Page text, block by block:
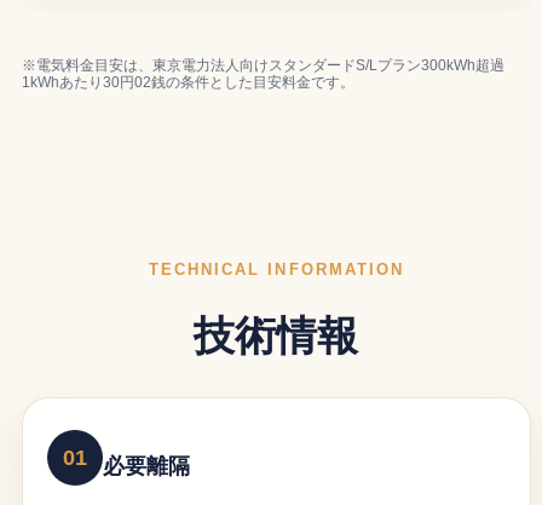
※電気料金目安は、東京電力法人向けスタンダードS/Lプラン300kWh超過
1kWhあたり30円02銭の条件とした目安料金です。
TECHNICAL INFORMATION
技術情報
01 必要離隔